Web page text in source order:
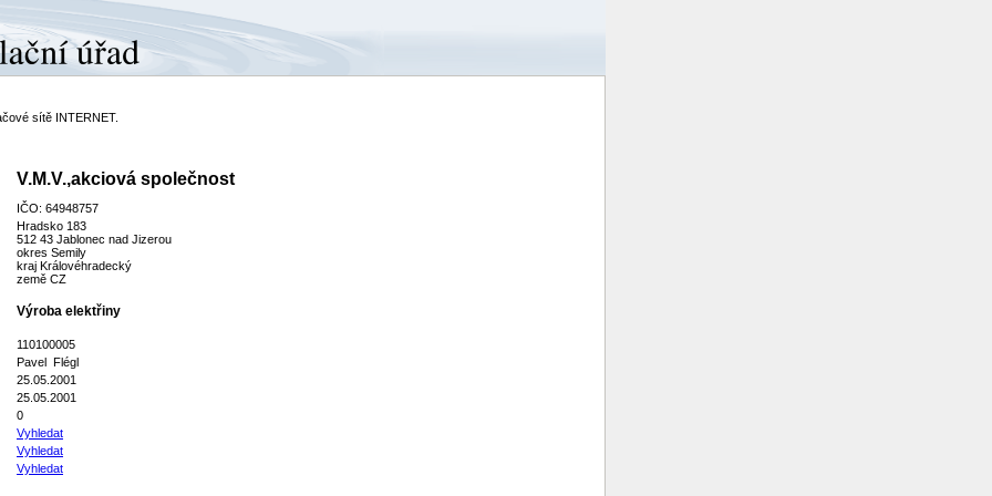
sítě INTERNET.
V.M.V.,akciová společnost
IČO: 64948757
Hradsko 183
512 43 Jablonec nad Jizerou
okres Semily
kraj Královéhradecký
země CZ
Výroba elektřiny
110100005
Pavel Flégl
25.05.2001
25.05.2001
0
Vyhledat
Vyhledat
Vyhledat